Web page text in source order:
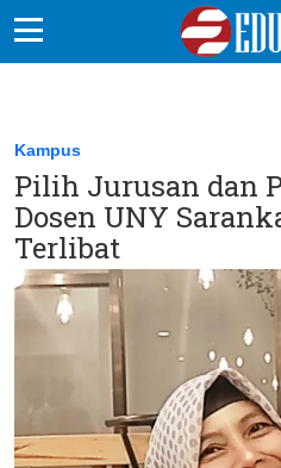
Sekolah Kita
Vokasi
Kampus
Idea
Sains
Ikuti
Kampus
Pilih Jurusan dan
Dosen UNY
Terlibat